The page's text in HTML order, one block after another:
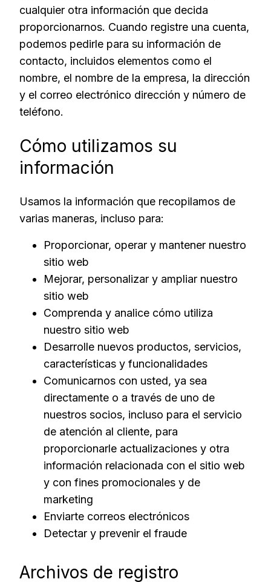
cualquier otra información que decida
proporcionarnos. Cuando registre una cuenta,
podemos pedirle para su información de
contacto, incluidos elementos como el
nombre, el nombre de la empresa, la dirección
y el correo electrónico dirección y número de
teléfono.
Cómo utilizamos su
información
Usamos la información que recopilamos de
varias maneras, incluso para:
Proporcionar, operar y mantener nuestro
sitio web
Mejorar, personalizar y ampliar nuestro
sitio web
Comprenda y analice cómo utiliza
nuestro sitio web
Desarrolle nuevos productos, servicios,
características y funcionalidades
Comunicarnos con usted, ya sea
directamente o a través de uno de
nuestros socios, incluso para el servicio
de atención al cliente, para
proporcionarle actualizaciones y otra
información relacionada con el sitio web
y con fines promocionales y de
marketing
Enviarte correos electrónicos
Detectar y prevenir el fraude
Archivos de registro